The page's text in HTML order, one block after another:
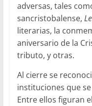
adversas, tales
sancristobalense,
literarias, la
aniversario de la
tributo, y otras.
Al cierre se
instituciones que
Entre ellos figuran